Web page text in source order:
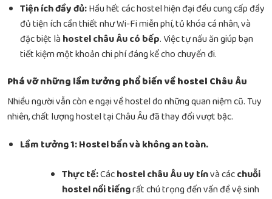
Tiện ích đầy đủ:Hầu hết các hostel hiện đại đều cung cấp đầy
đủ tiện ích cần thiết như Wi-Fi miễn phí, tủ khóa cá nhân, và
đặc biệt là hostel châu Âu có bếp. Việc tự nấu ăn giúp bạn
tiết kiệm một khoản chi phí đáng kể cho chuyến đi.
Phá vỡ những lầm tưởng phổ biến về hostel Châu Âu
Nhiều người vẫn còn e ngại về hostel do những quan niệm cũ. Tuy
nhiên, chất lượng hostel tại Châu Âu đã thay đổi vượt bậc.
Lầm tưởng 1: Hostel bẩn và không an toàn.
Thực tế:Cáchostel châu Âu uy tínvà cácchuỗi
hostel nổi tiếngrất chú trọng đến vấn đề vệ sinh